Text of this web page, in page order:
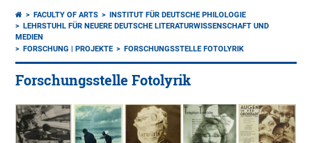
FACULTY OF ARTS
INSTITUT FÜR DEUTSCHE PHILOLOGIE
LEHRSTUHL FÜR NEUERE DEUTSCHE LITERATURWISSENSCHAFT UND
MEDIEN
FORSCHUNG | PROJEKTE
FORSCHUNGSSTELLE FOTOLYRIK
Forschungsstelle Fotolyrik